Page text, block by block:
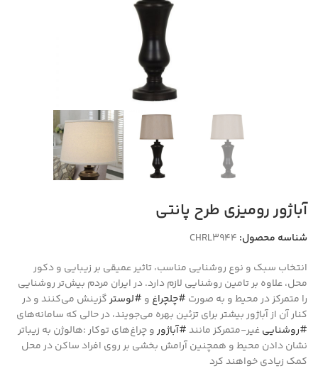
آباژور رومیزی طرح پانتی
شناسه محصول: CHRL3944
انتخاب سبک و نوع روشنایی مناسب، تاثیر عمیقی بر زیبایی و دکور
محل، علاوه بر تامین روشنایی لازم دارد. در ایران مردم بیش‌تر روشنایی
را متمرکز در محیط و به صورت #چلچراغ و #لوسترگزینش می‌کنند و در
کنار آن از آباژور بیشتر برای تزئین بهره می‌جویند، در حالی که سامانه‌های
#روشناییغیر-متمرکز مانند#آباژورو چراغ‌های توکار :هالوژن به زیباتر
نشان دادن محیط و همچنین آرامش بخشی بر روی افراد ساکن در محل
کمک زیادی خواهند کرد